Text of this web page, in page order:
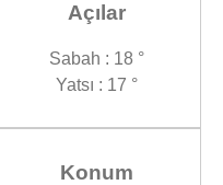
Açılar
Sabah : 18 °
Yatsı : 17 °
Konum